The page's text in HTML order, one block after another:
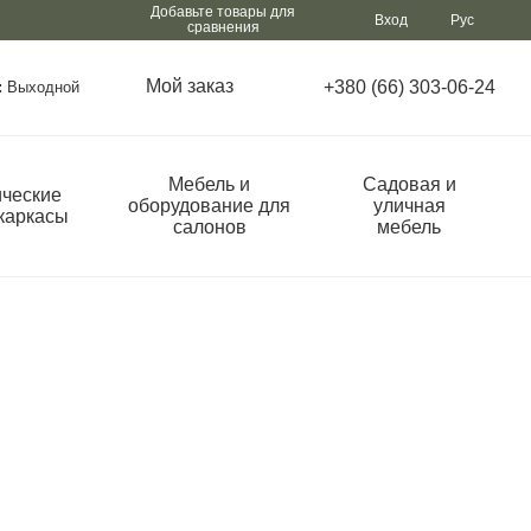
Добавьте товары для
сравнения
Вход Рус
Выходной Мой заказ +380 (66) 303-06-24
Мебель и
оборудование для
салонов
Садовая и
уличная
мебель